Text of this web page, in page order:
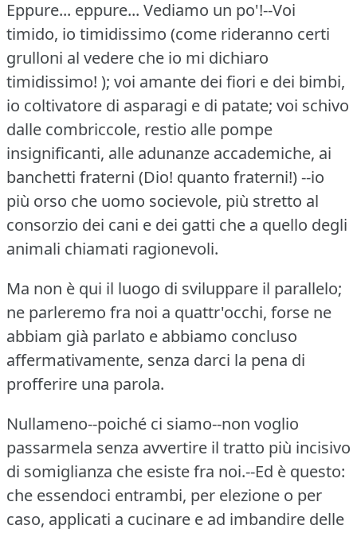
Eppure... eppure... Vediamo un po'!--Voi
timido, io timidissimo (come rideranno certi
grulloni al vedere che io mi dichiaro
timidissimo! ); voi amante dei fiori e dei bimbi,
io coltivatore di asparagi e di patate; voi schivo
dalle combriccole, restio alle pompe
insignificanti, alle adunanze accademiche, ai
banchetti fraterni (Dio! quanto fraterni!)--io
più orso che uomo socievole, più stretto al
consorzio dei cani e dei gatti che a quello degli
animali chiamati ragionevoli.
Ma non è qui il luogo di sviluppare il parallelo;
ne parleremo fra noi a quattr'occhi, forse ne
abbiam già parlato e abbiamo concluso
affermativamente, senza darci la pena di
profferire una parola.
Nullameno--poiché ci siamo--non voglio
passarmela senza avvertire il tratto più incisivo
di somiglianza che esiste fra noi.--Ed è questo:
che essendoci entrambi, per elezione o per
caso, applicati a cucinare e ad imbandire delle